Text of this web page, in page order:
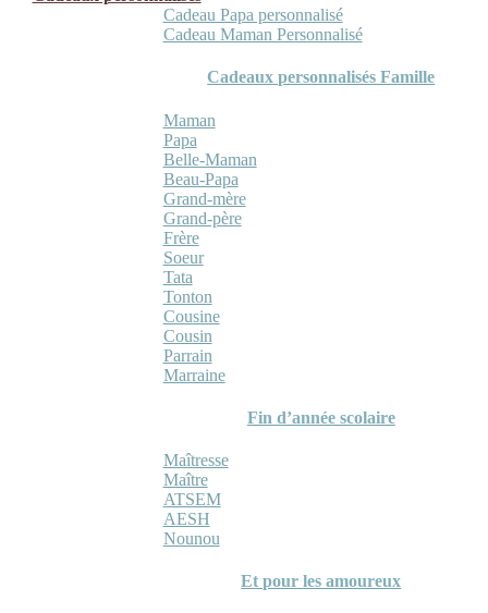
Cadeau Papa personnalisé
Cadeau Maman Personnalisé
Cadeaux personnalisés Famille
Maman
Papa
Belle-Maman
Beau-Papa
Grand-mère
Grand-père
Frère
Soeur
Tata
Tonton
Cousine
Cousin
Parrain
Marraine
Fin d’année scolaire
Maîtresse
Maître
ATSEM
AESH
Nounou
Et pour les amoureux